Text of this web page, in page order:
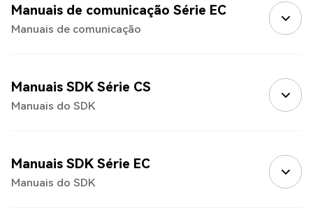
Manuais de comunicação Série EC
Manuais de comunicação
Manuais SDK Série CS
Manuais do SDK
Manuais SDK Série EC
Manuais do SDK